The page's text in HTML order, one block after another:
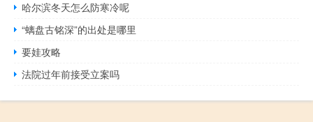
哈尔滨冬天怎么防寒冷呢
“螭盘古铭深”的出处是哪里
要娃攻略
法院过年前接受立案吗